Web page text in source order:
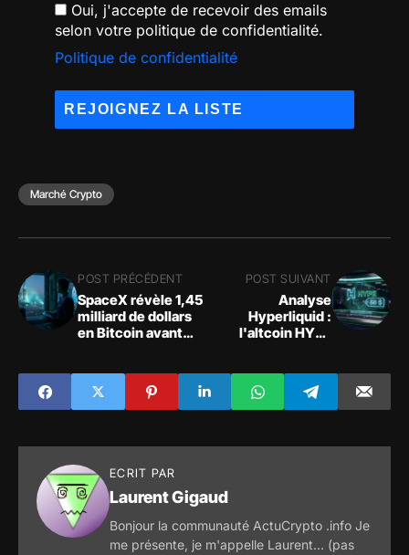
Oui, j'accepte de recevoir des emails
selon votre politique de confidentialité.
Politique de confidentialité
Marché Crypto
POST PRÉCÉDENT
SpaceX révèle 1,45
milliard de dollars
en Bitcoin avant
POST SUIVANT
Analyse
Hyperliquid :
l'altcoin HYPE
ECRIT PAR
Laurent Gigaud
Bonjour la communauté ActuCrypto .info Je
me présente, je m'appelle Laurent... (pas